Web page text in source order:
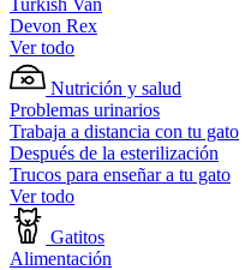
Turkish Van
Devon Rex
Ver todo
Nutrición y salud
Problemas urinarios
Trabaja a distancia con tu gato
Después de la esterilización
Trucos para enseñar a tu gato
Ver todo
Gatitos
Alimentación